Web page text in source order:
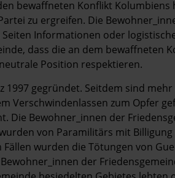
bewaffneten Konflikt Kolumbiens
zu ergreifen. Die
Informationen oder
dass die an dem bewaffneten
Position respektieren.
1997 gegründet. Seitdem sind
Verschwindenlassen zum Opfer
Die Bewohner_innen der
von Paramilitärs mit
wurden die Tötungen von
der